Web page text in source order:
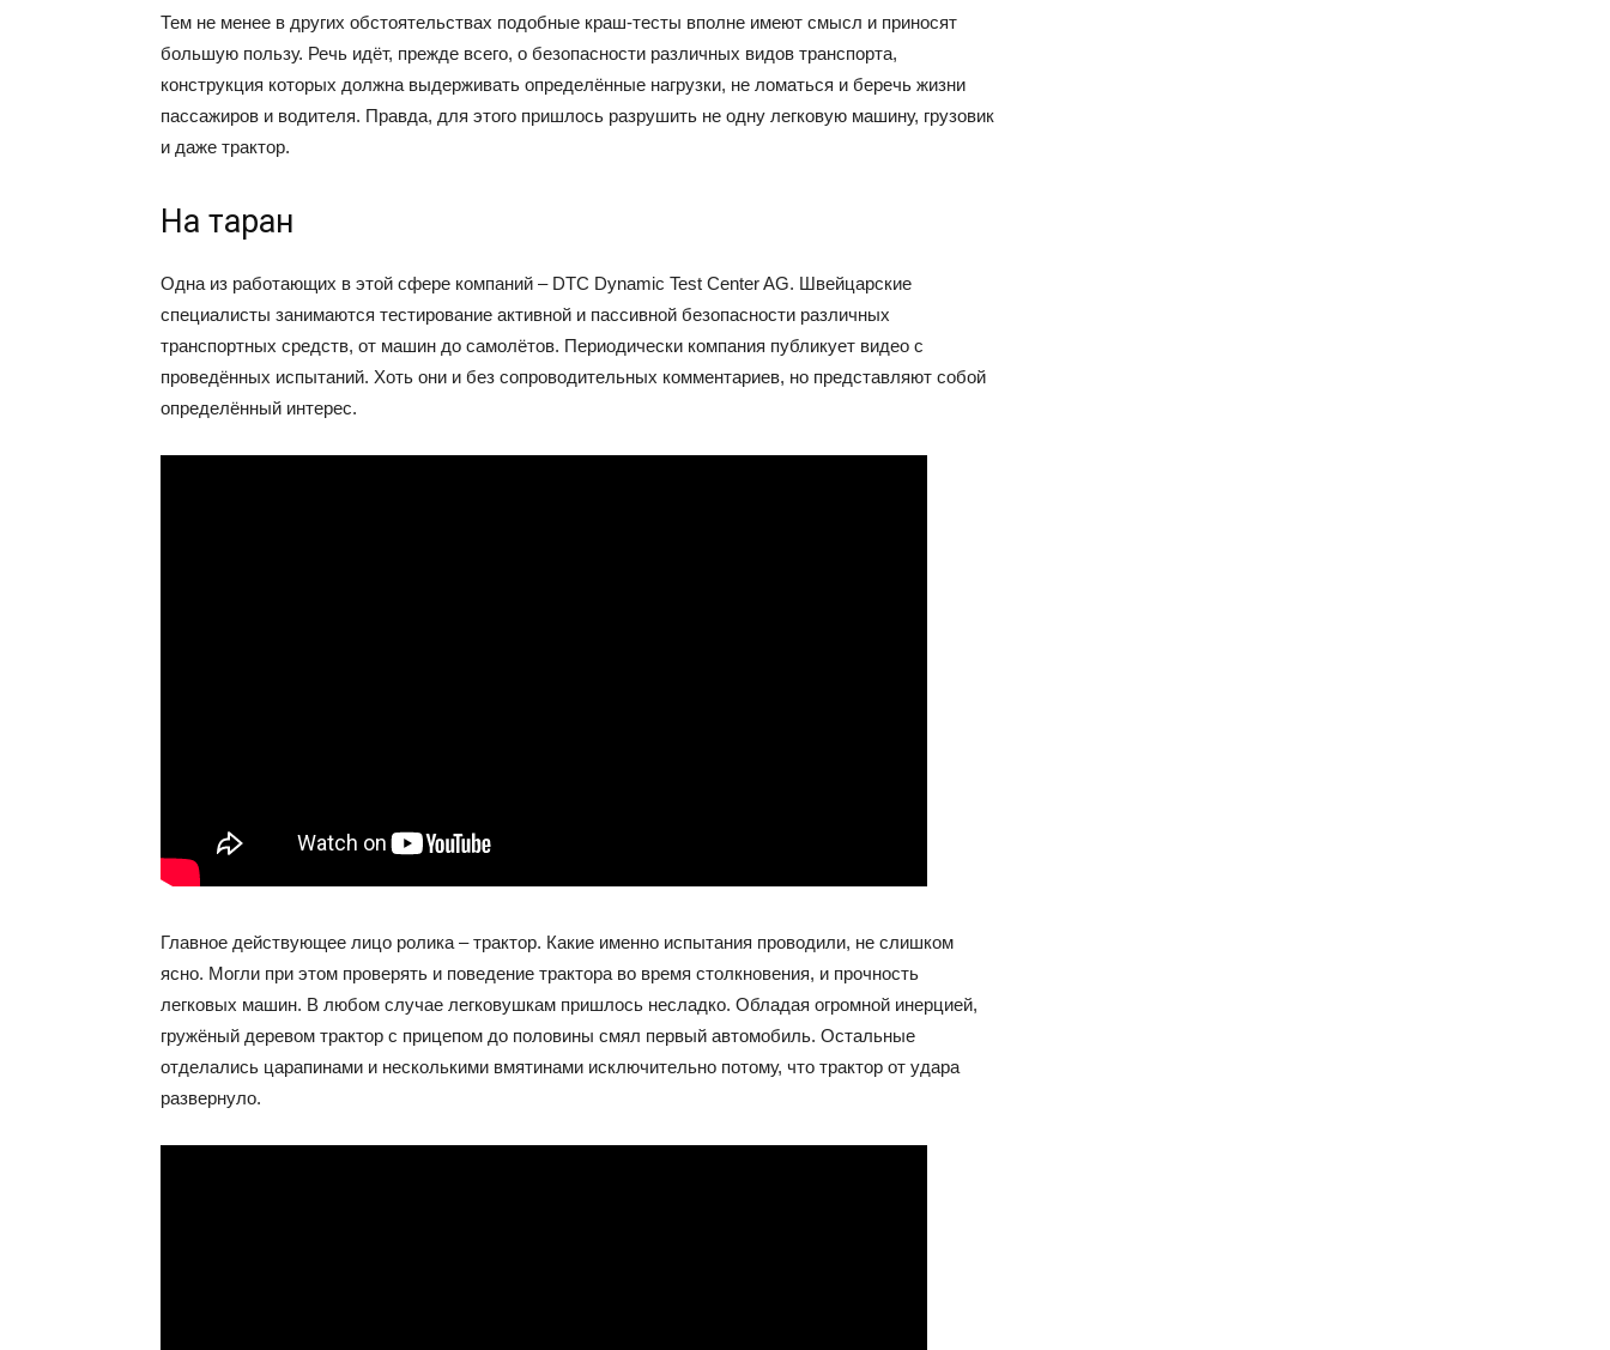
Тем не менее в других обстоятельствах подобные краш-тесты вполне имеют смысл и приносят
большую пользу. Речь идёт, прежде всего, о безопасности различных видов транспорта,
конструкция которых должна выдерживать определённые нагрузки, не ломаться и беречь жизни
пассажиров и водителя. Правда, для этого пришлось разрушить не одну легковую машину, грузовик
и даже трактор.
На таран
Одна из работающих в этой сфере компаний – DTC Dynamic Test Center AG. Швейцарские
специалисты занимаются тестирование активной и пассивной безопасности различных
транспортных средств, от машин до самолётов. Периодически компания публикует видео с
проведённых испытаний. Хоть они и без сопроводительных комментариев, но представляют собой
определённый интерес.
Главное действующее лицо ролика – трактор. Какие именно испытания проводили, не слишком
ясно. Могли при этом проверять и поведение трактора во время столкновения, и прочность
легковых машин. В любом случае легковушкам пришлось несладко. Обладая огромной инерцией,
гружёный деревом трактор с прицепом до половины смял первый автомобиль. Остальные
отделались царапинами и несколькими вмятинами исключительно потому, что трактор от удара
развернуло.